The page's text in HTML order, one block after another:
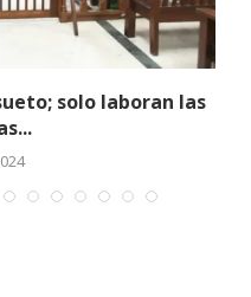
solo laboran las